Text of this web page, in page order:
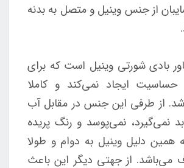
از جنس وینیل و متصل به بدنه
بادی شورتی وینیل است که برای
ایجاد نمی‌کند و کاملا
از طرفی این جنس در مقابل آب
نمی‌گیرد، نمی‌پوسد و رنگ پریده
همین دلیل وینیل به دوام و طولا
می‌باشد. از جهتی دیگر این باعث